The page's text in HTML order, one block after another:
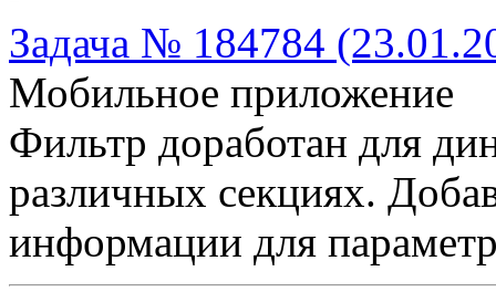
Задача № 184784
Мобильное приложение
Фильтр доработан для
различных секциях.
информации для